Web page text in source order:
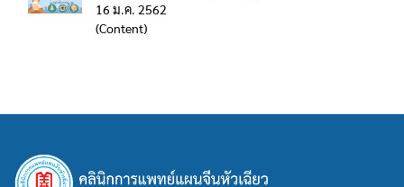
16 ม.ค. 2562
(Content)